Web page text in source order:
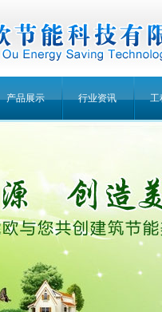
产品展示 行业资讯 工